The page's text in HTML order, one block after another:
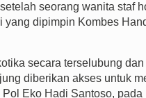
seorang wanita staf
dipimpin Kombes
secara terselubung
diberikan akses untuk
Eko Hadi Santoso,